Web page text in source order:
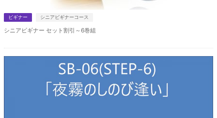
ビギナー シニアビギナーコース
シニアビギナー セット割引～6巻組